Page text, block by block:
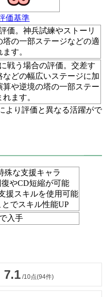
価基準
価。神兵試練やストーリ
塔の一部ステージなどの適
す。
戦う場合の評価。交差す
などの幅広いステージに加
算や逆境の塔の一部ステー
ます。
より評価と異なる活躍がで
殊な支援キャラ
復やCD短縮が可能
援スキルを使用可能
とでスキル性能UP
入手